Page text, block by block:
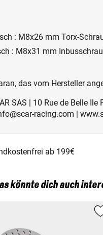
: M8x26 mm Torx-
: M8x31 mm
das vom Hersteller
SAS | 10 Rue de Belle
racing.com |
ab 199€
könnte dich auch